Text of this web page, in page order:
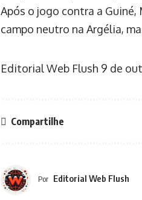
Após o jogo contra a Guiné,
campo neutro na Argélia,
Editorial Web Flush 9 de
Compartilhe
Por Editorial Web Flush